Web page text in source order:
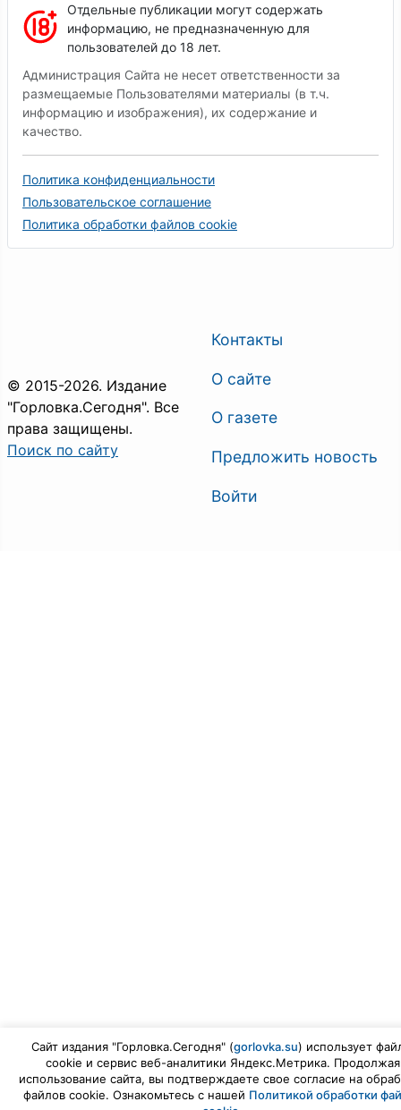
Отдельные публикации могут содержать
информацию, не предназначенную для
пользователей до 18 лет.
Администрация Сайта не несет ответственности за
размещаемые Пользователями материалы (в т.ч.
информацию и изображения), их содержание и
качество.
Политика конфиденциальности
Пользовательское соглашение
Политика обработки файлов cookie
© 2015-2026. Издание
"Горловка.Сегодня". Все
права защищены.
Поиск по сайту
Контакты
О сайте
О газете
Предложить новость
Войти
Сайт издания "Горловка.Сегодня" (gorlovka.su) использует
cookie и сервис веб-аналитики Яндекс.Метрика. Продолжая
использование сайта, вы подтверждаете свое согласие на
файлов cookie. Ознакомьтесь с нашей Политикой обработки